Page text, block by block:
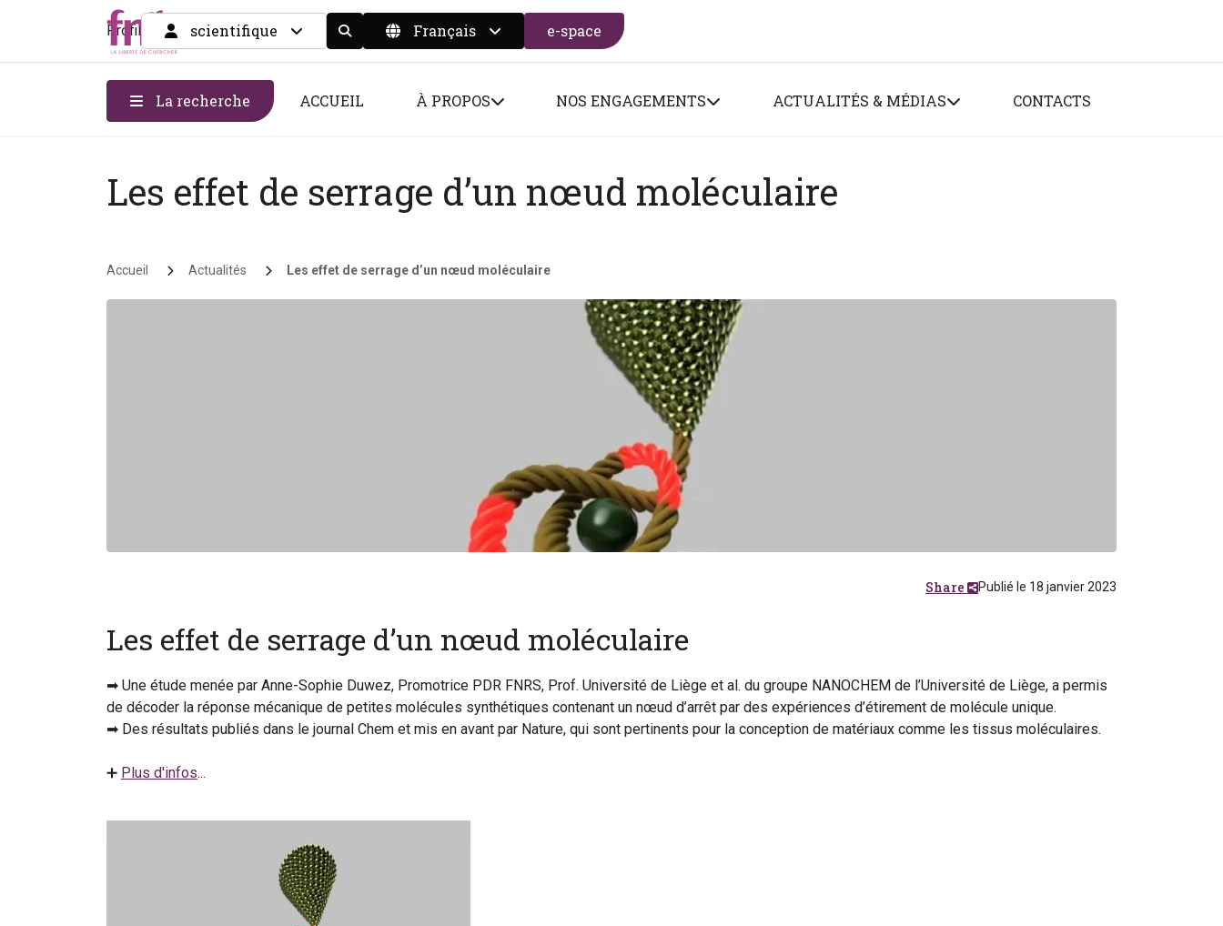
Profil scientifique Display the search form
Français e-space
La recherche ACCUEIL À PROPOS NOS ENGAGEMENTS ACTUALITÉS & MÉDIAS CONTACTS
Les effet de serrage d’un nœud moléculaire
Fil d'Ariane
Accueil Actualités Les effet de serrage d’un nœud moléculaire
Publié le 18 janvier 2023
Share
Les effet de serrage d’un nœud moléculaire
➡ Une étude menée par Anne-Sophie Duwez, Promotrice PDR FNRS, Prof. Université de Liège et al. du groupe NANOCHEM de l’Université de Liège, a permis
de décoder la réponse mécanique de petites molécules synthétiques contenant un nœud d’arrêt par des expériences d’étirement de molécule unique.
➡ Des résultats publiés dans le journal Chem et mis en avant par Nature, qui sont pertinents pour la conception de matériaux comme les tissus moléculaires.
➕ Plus d'infos...